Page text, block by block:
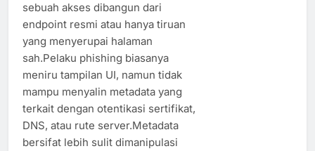
sebuah akses dibangun dari
endpoint resmi atau hanya tiruan
yang menyerupai halaman
sah.Pelaku phishing biasanya
meniru tampilan UI, namun tidak
mampu menyalin metadata yang
terkait dengan otentikasi sertifikat,
DNS, atau rute server.Metadata
bersifat lebih sulit dimanipulasi